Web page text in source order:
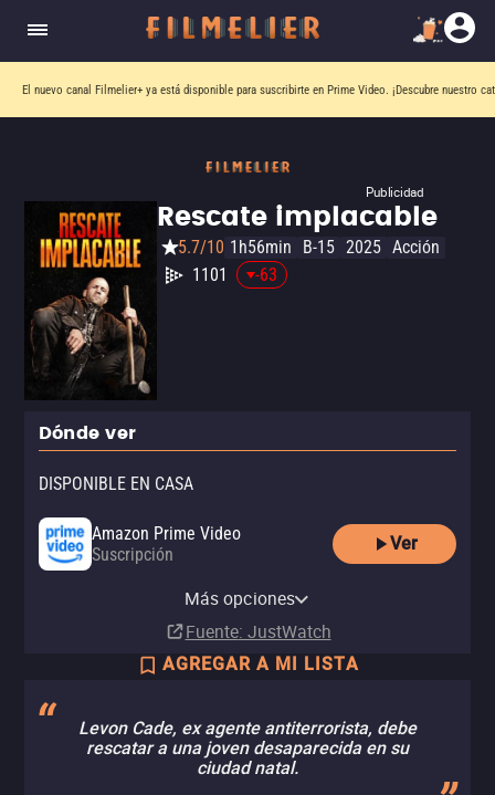
El nuevo canal Filmelier+ ya está disponible para suscribirte en Prime Video. ¡Descubre nuestro
Publicidad
Rescate implacable
5.7/10 1h56min B-15 2025 Acción
1101
-63
Dónde ver
DISPONIBLE EN CASA
Amazon Prime Video
Suscripción
Ver
Amazon Video
Apple TV Store
Más opciones
Fuente: JustWatch
AGREGAR A MI LISTA
Levon Cade, ex agente antiterrorista, debe
rescatar a una joven desaparecida en su
ciudad natal.